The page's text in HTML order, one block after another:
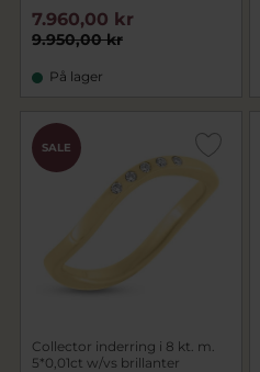
9.950,00 kr
7.960,00 kr
På lager
SALE
Collector inderring i 8 kt. m.
5*0,01ct w/vs brillanter